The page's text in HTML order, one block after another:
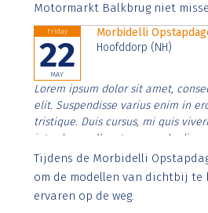
Motormarkt Balkbrug niet
Friday
22
MAY
Morbidelli
Hoofddorp (NH)
Lorem ipsum dolor sit amet,
elit. Suspendisse varius enim in
tristique. Duis cursus, mi quis
interdum nulla, ut commodo
Aenean faucibus nibh et justo
imperdiet. Nunc ut sem vitae
Tijdens de Morbidelli
om de modellen van dichtbij te
ervaren op de weg.